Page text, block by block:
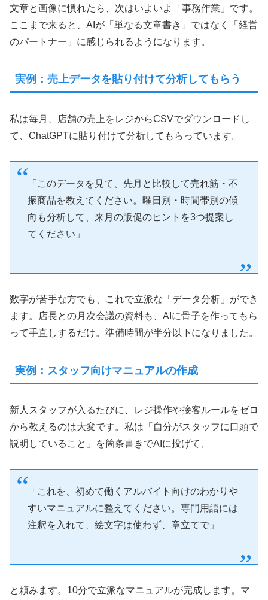
文章と画像に慣れたら、次はいよいよ「事務作業」です。
ここまで来ると、AIが「単なる文章書き」ではなく「経営
のパートナー」に感じられるようになります。
実例：売上データを貼り付けて分析してもらう
私は毎月、店舗の売上をレジからCSVでダウンロードし
て、ChatGPTに貼り付けて分析してもらっています。
「このデータを見て、先月と比較して売れ筋・不
振商品を教えてください。曜日別・時間帯別の傾
向も分析して、来月の販促のヒントを3つ提案し
てください」
数字が苦手な方でも、これで立派な「データ分析」ができ
ます。店長との月次会議の資料も、AIに骨子を作ってもら
って手直しするだけ。準備時間が半分以下になりました。
実例：スタッフ向けマニュアルの作成
新人スタッフが入るたびに、レジ操作や接客ルールをゼロ
から教えるのは大変です。私は「自分がスタッフに口頭で
説明していること」を箇条書きでAIに投げて、
「これを、初めて働くアルバイト向けのわかりや
すいマニュアルに整えてください。専門用語には
注釈を入れて、絵文字は使わず、章立てで」
と頼みます。10分で立派なマニュアルが完成します。マ